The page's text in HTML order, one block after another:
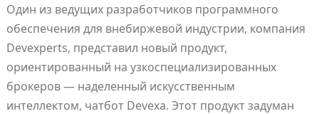
Один из ведущих разработчиков программного
обеспечения для внебиржевой индустрии, компания
Devexperts, представил новый продукт,
ориентированный на узкоспециализированных
брокеров — наделенный искусственным
интеллектом, чатбот Devexa. Этот продукт задуман